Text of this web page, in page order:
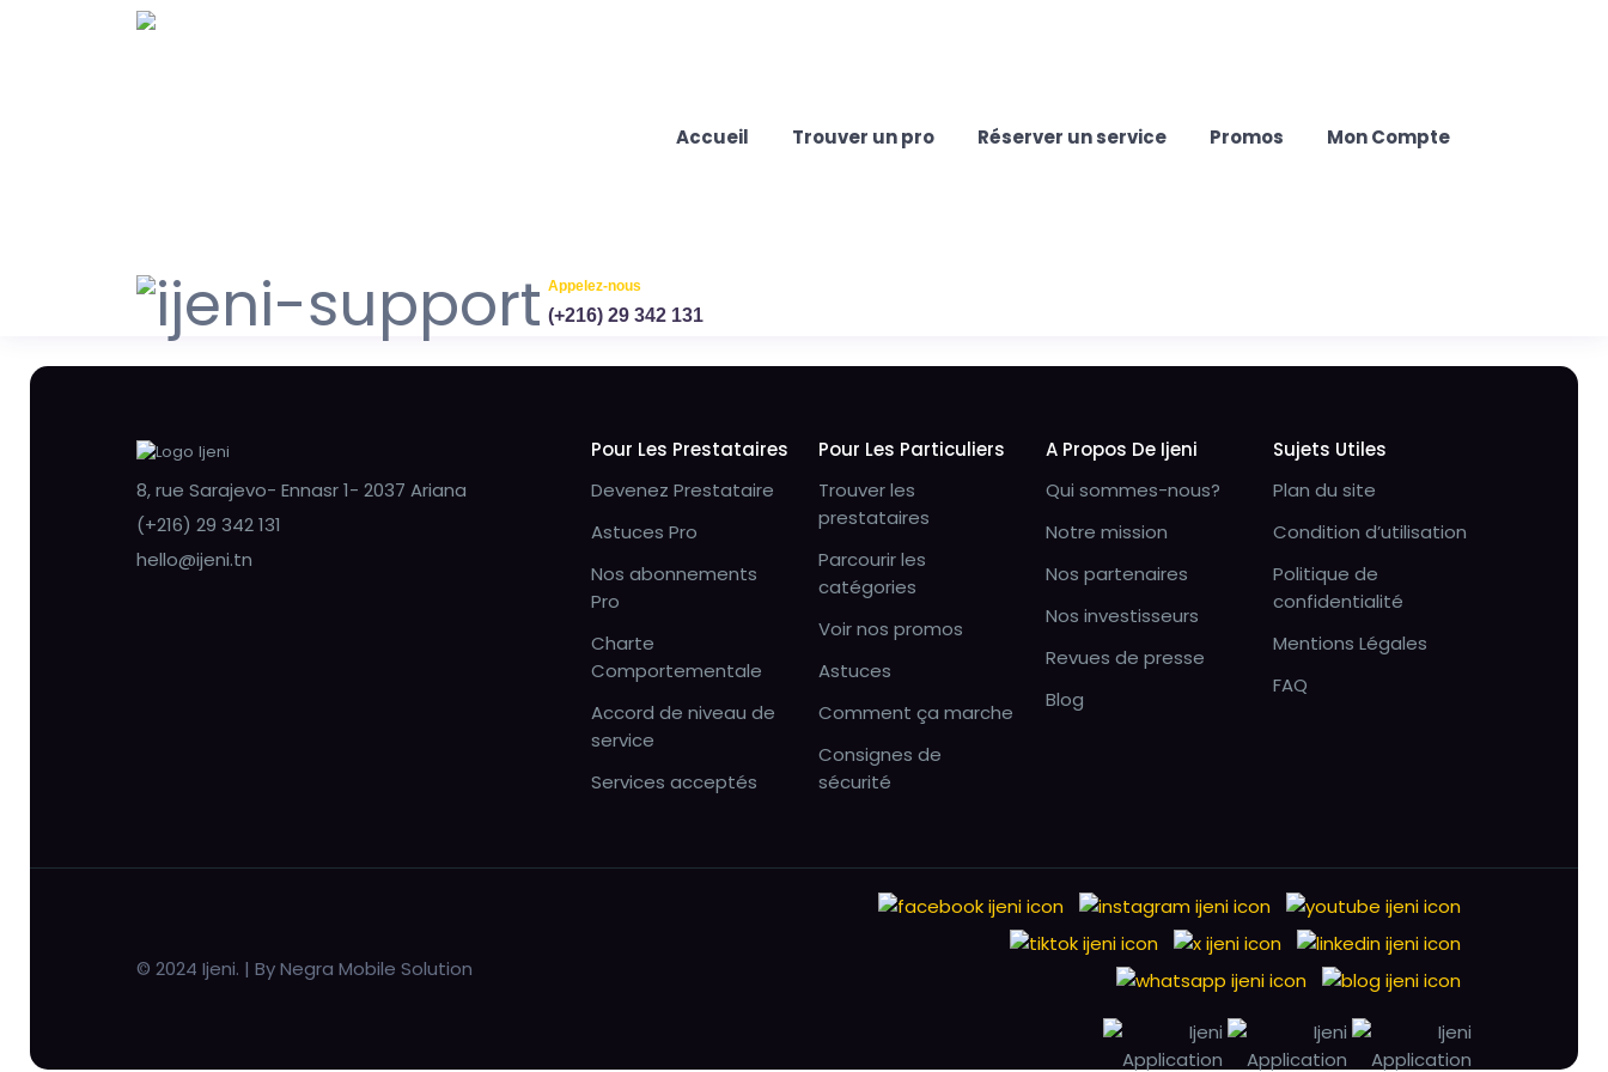
Accueil Trouver un pro Réserver un service Promos Mon Compte
Appelez-nous
(+216) 29 342 131
8, rue Sarajevo- Ennasr 1- 2037 Ariana
(+216) 29 342 131
hello@ijeni.tn
Pour Les Prestataires
Devenez Prestataire
Astuces Pro
Nos abonnements
Pro
Charte
Comportementale
Accord de niveau de
service
Services acceptés
Pour Les Particuliers
Trouver les
prestataires
Parcourir les
catégories
Voir nos promos
Astuces
Comment ça marche
Consignes de
sécurité
A Propos De Ijeni
Qui sommes-nous?
Notre mission
Nos partenaires
Nos investisseurs
Revues de presse
Blog
Sujets Utiles
Plan du site
Condition d’utilisation
Politique de
confidentialité
Mentions Légales
FAQ
© 2024 Ijeni. | By Negra Mobile Solution